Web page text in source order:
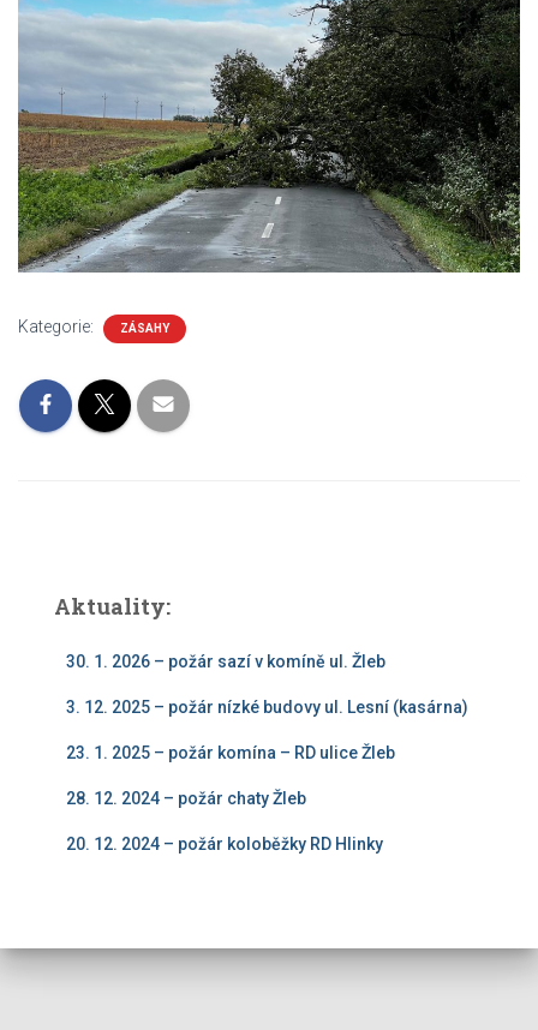
Kategorie: ZÁSAHY
Aktuality:
30. 1. 2026 – požár sazí v komíně ul. Žleb
3. 12. 2025 – požár nízké budovy ul. Lesní (kasárna)
23. 1. 2025 – požár komína – RD ulice Žleb
28. 12. 2024 – požár chaty Žleb
20. 12. 2024 – požár koloběžky RD Hlinky